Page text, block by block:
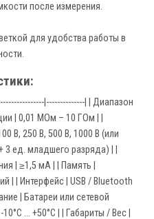
после измерения.
для удобства работы в
|--------------| | Диапазон
| 0,01 МОм – 10 ГОм | |
В, 250 В, 500 В, 1000 В (или
3 ед. младшего разряда) | |
| ≥1,5 мА | | Память |
| | Интерфейс | USB / Bluetooth
| Батареи или сетевой
… +50°C | | Габариты / Вес |